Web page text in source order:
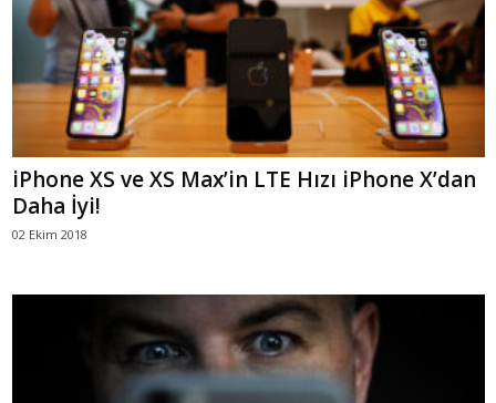
iPhone XS ve XS Max’in LTE Hızı iPhone X’dan
Daha İyi!
02 Ekim 2018